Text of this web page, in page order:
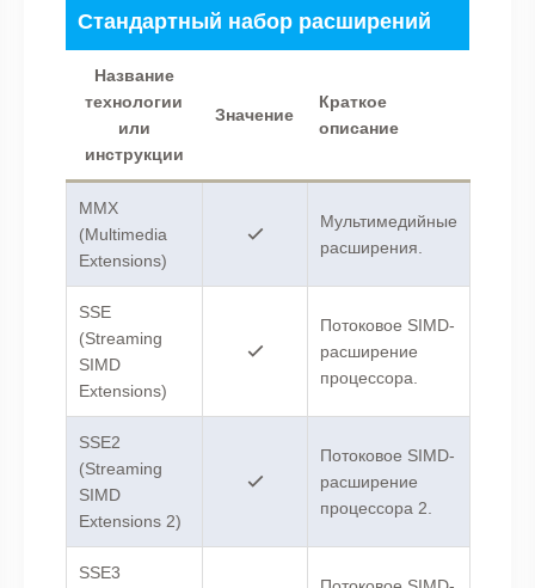
Стандартный набор расширений
Название
технологии
или
инструкции
Значение
Краткое
описание
MMX
(Multimedia
Extensions)
Мультимедийные
расширения.
SSE
(Streaming
SIMD
Extensions)
Потоковое SIMD-
расширение
процессора.
SSE2
(Streaming
SIMD
Extensions 2)
Потоковое SIMD-
расширение
процессора 2.
SSE3